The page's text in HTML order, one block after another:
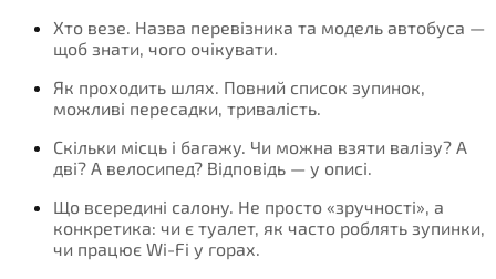
Хто везе. Назва перевізника та модель автобуса —
щоб знати, чого очікувати.
Як проходить шлях. Повний список зупинок,
можливі пересадки, тривалість.
Скільки місць і багажу. Чи можна взяти валізу? А
дві? А велосипед? Відповідь — у описі.
Що всередині салону. Не просто «зручності», а
конкретика: чи є туалет, як часто роблять зупинки,
чи працює Wi-Fi у горах.